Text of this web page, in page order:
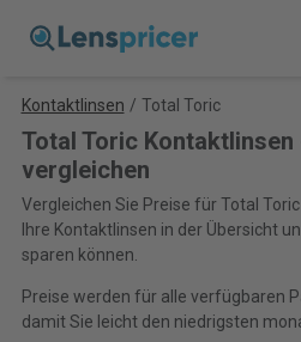
Kontaktlinsen / Total Toric
Total Toric Kontaktlinsen
vergleichen
Vergleichen Sie Preise für Total
Ihre Kontaktlinsen in der Übersicht
sparen können.
Preise werden für alle verfügbaren
damit Sie leicht den niedrigsten